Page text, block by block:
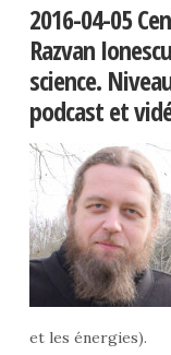
2016-04-05
Razvan
science.
podcast et
et les énergies).